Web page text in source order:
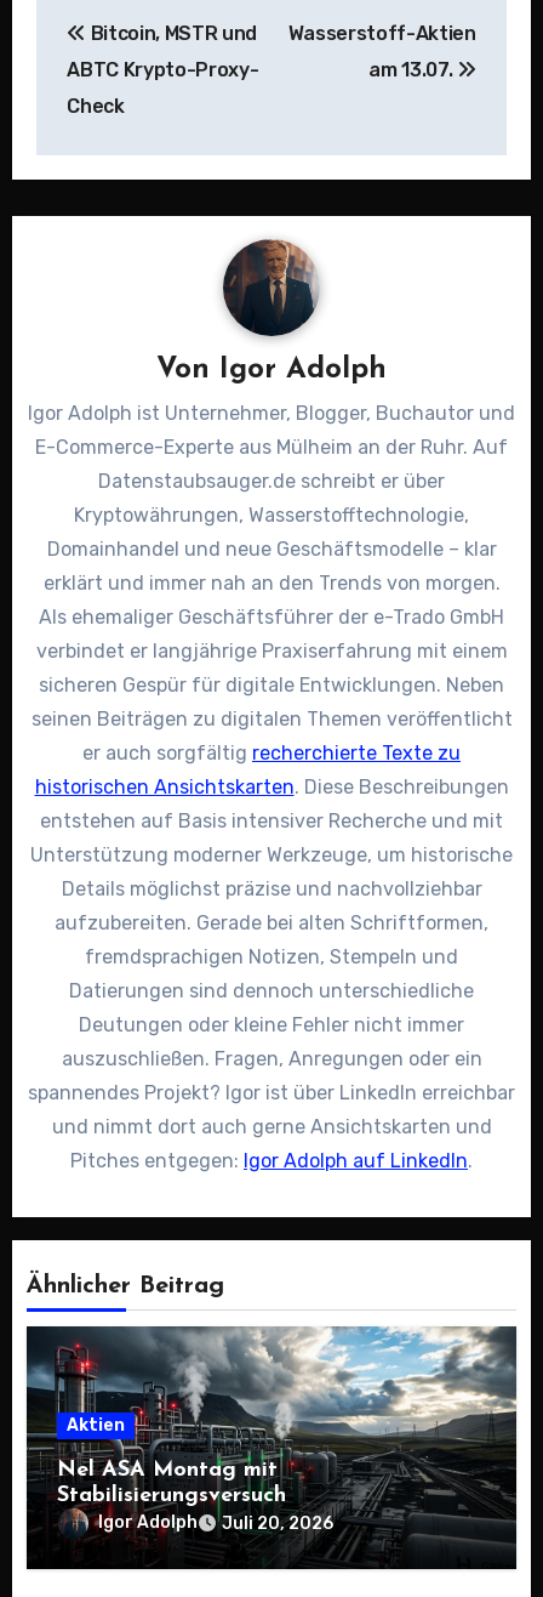
Bitcoin, MSTR und
ABTC Krypto-Proxy-
Check
Wasserstoff-Aktien
am 13.07.
Von Igor Adolph
Igor Adolph ist Unternehmer, Blogger, Buchautor und
E-Commerce-Experte aus Mülheim an der Ruhr. Auf
Datenstaubsauger.de schreibt er über
Kryptowährungen, Wasserstofftechnologie,
Domainhandel und neue Geschäftsmodelle – klar
erklärt und immer nah an den Trends von morgen.
Als ehemaliger Geschäftsführer der e-Trado GmbH
verbindet er langjährige Praxiserfahrung mit einem
sicheren Gespür für digitale Entwicklungen. Neben
seinen Beiträgen zu digitalen Themen veröffentlicht
er auch sorgfältig recherchierte Texte zu
historischen Ansichtskarten. Diese Beschreibungen
entstehen auf Basis intensiver Recherche und mit
Unterstützung moderner Werkzeuge, um historische
Details möglichst präzise und nachvollziehbar
aufzubereiten. Gerade bei alten Schriftformen,
fremdsprachigen Notizen, Stempeln und
Datierungen sind dennoch unterschiedliche
Deutungen oder kleine Fehler nicht immer
auszuschließen. Fragen, Anregungen oder ein
spannendes Projekt? Igor ist über LinkedIn erreichbar
und nimmt dort auch gerne Ansichtskarten und
Pitches entgegen: Igor Adolph auf LinkedIn.
Ähnlicher Beitrag
Aktien
Nel ASA Montag mit
Stabilisierungsversuch
Igor Adolph Juli 20, 2026